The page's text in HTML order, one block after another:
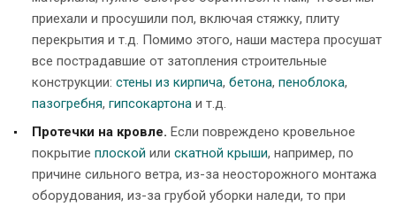
приехали и просушили пол, включая стяжку, плиту
перекрытия и т.д. Помимо этого, наши мастера просушат
все пострадавшие от затопления строительные
конструкции: стены из кирпича, бетона, пеноблока,
пазогребня, гипсокартона и т.д.
Протечки на кровле. Если повреждено кровельное
покрытие плоской или скатной крыши, например, по
причине сильного ветра, из-за неосторожного монтажа
оборудования, из-за грубой уборки наледи, то при